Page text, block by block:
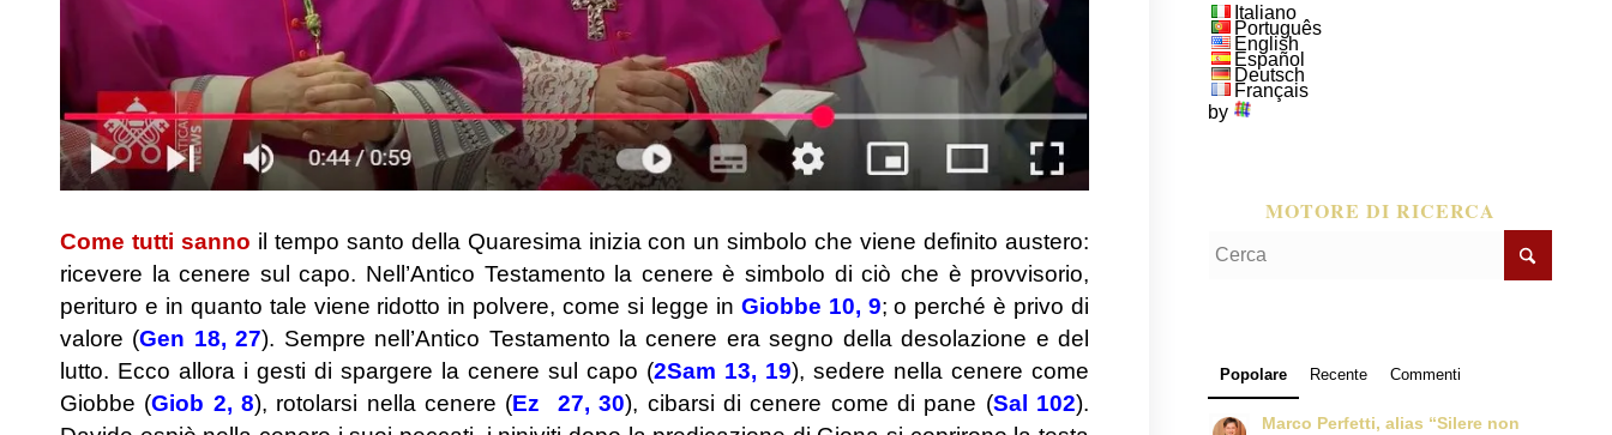
Come tutti sanno il tempo santo della Quaresima inizia con un simbolo che viene definito austero:
ricevere la cenere sul capo. Nell’Antico Testamento la cenere è simbolo di ciò che è provvisorio,
perituro e in quanto tale viene ridotto in polvere, come si legge in Giobbe 10, 9; o perché è privo di
valore (Gen 18, 27). Sempre nell’Antico Testamento la cenere era segno della desolazione e del
lutto. Ecco allora i gesti di spargere la cenere sul capo (2Sam 13, 19), sedere nella cenere come
Giobbe (Giob 2, 8), rotolarsi nella cenere (Ez 27, 30), cibarsi di cenere come di pane (Sal 102).
Italiano
Português
English
Español
Deutsch
Français
by
MOTORE DI RICERCA
Popolare Recente Commenti
Marco Perfetti, alias “Silere non